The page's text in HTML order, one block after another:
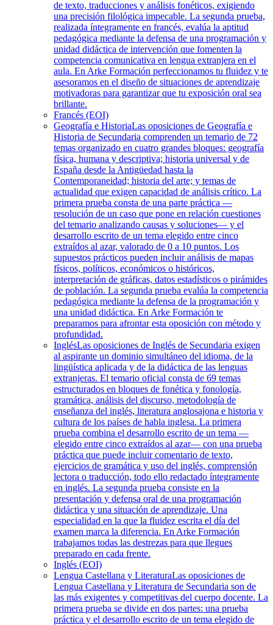
de texto, traducciones y análisis fonéticos, exigiendo
una precisión filológica impecable. La segunda prueba,
realizada íntegramente en francés, evalúa la aptitud
pedagógica mediante la defensa de una programación y
unidad didáctica de intervención que fomenten la
competencia comunicativa en lengua extranjera en el
aula. En Arke Formación perfeccionamos tu fluidez y te
asesoramos en el diseño de situaciones de aprendizaje
motivadoras para garantizar que tu exposición oral sea
brillante.
Francés (EOI)
Geografía e HistoriaLas oposiciones de Geografía e
Historia de Secundaria comprenden un temario de 72
temas organizado en cuatro grandes bloques: geografía
física, humana y descriptiva; historia universal y de
España desde la Antigüedad hasta la
Contemporaneidad; historia del arte; y temas de
actualidad que exigen capacidad de análisis crítico. La
primera prueba consta de una parte práctica —
resolución de un caso que pone en relación cuestiones
del temario analizando causas y soluciones— y el
desarrollo escrito de un tema elegido entre cinco
extraídos al azar, valorado de 0 a 10 puntos. Los
supuestos prácticos pueden incluir análisis de mapas
físicos, políticos, económicos o históricos,
interpretación de gráficas, datos estadísticos o pirámides
de población. La segunda prueba evalúa la competencia
pedagógica mediante la defensa de la programación y
una unidad didáctica. En Arke Formación te
preparamos para afrontar esta oposición con método y
profundidad.
InglésLas oposiciones de Inglés de Secundaria exigen
al aspirante un dominio simultáneo del idioma, de la
lingüística aplicada y de la didáctica de las lenguas
extranjeras. El temario oficial consta de 69 temas
estructurados en bloques de fonética y fonología,
gramática, análisis del discurso, metodología de
enseñanza del inglés, literatura anglosajona e historia y
cultura de los países de habla inglesa. La primera
prueba combina el desarrollo escrito de un tema —
elegido entre cinco extraídos al azar— con una prueba
práctica que puede incluir comentario de texto,
ejercicios de gramática y uso del inglés, comprensión
lectora o traducción, todo ello redactado íntegramente
en inglés. La segunda prueba consiste en la
presentación y defensa oral de una programación
didáctica y una situación de aprendizaje. Una
especialidad en la que la fluidez escrita el día del
examen marca la diferencia. En Arke Formación
trabajamos todas las destrezas para que llegues
preparado en cada frente.
Inglés (EOI)
Lengua Castellana y LiteraturaLas oposiciones de
Lengua Castellana y Literatura de Secundaria son de
las más exigentes y competitivas del cuerpo docente. La
primera prueba se divide en dos partes: una prueba
práctica y el desarrollo escrito de un tema elegido de